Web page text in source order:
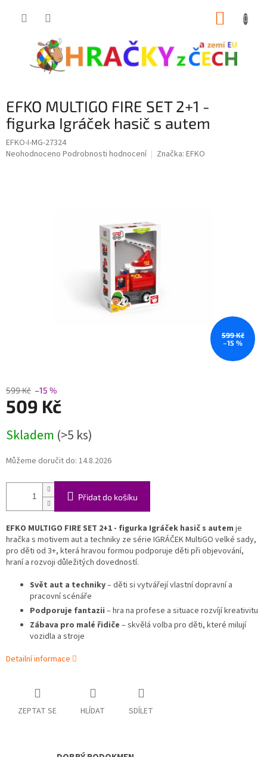
EFKO MULTIGO FIRE SET 2+1 -
figurka Igráček hasič s autem
EFKO-I-MG-27324
Průměrné
Neohodnoceno Podrobnosti hodnocení Značka: EFKO
599 Kč
–15 %
599 Kč –15 %
509 Kč
cena:
Skladem (>5 ks)
Můžeme doručit do: 14.8.2026
Přidat do košíku
EFKO MULTIGO FIRE SET 2+1 - figurka Igráček hasič s autem je
hračka s motivem aut a techniky ze série IGRÁČEK MultiGO velké sady,
pro děti od 3+, která hravou formou podporuje děti při objevování,
hraní a rozvoji důležitých dovedností.
Svět aut a techniky– děti si vytvářejí vlastní dopravní a
pracovní scénáře
Podporuje fantazii – hra na profese a situace rozvíjí kreativitu
Zábava pro malé řidiče – skvělá volba pro děti, které milují
vozidla a stroje
Detailní informace
ZEPTAT SE HLÍDAT SDÍLET